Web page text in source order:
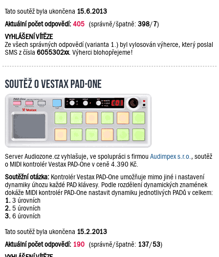
Tato soutěž byla ukončena 15.6.2013
Aktuální počet odpovědí:405 (správně/špatně: 398/7)
VYHLÁŠENÍ VÍTĚZE
Ze všech správných odpovědí (varianta 1.) byl vylosován výherce, který poslal
SMS z čísla 6055302xx. Výherci blohopřejeme!
Soutěž o Vestax PAD-One
Server Audiozone.cz vyhlašuje, ve spolupráci s firmou Audimpex s.r.o. , soutěž
o MIDI kontrolér Vestax PAD-One v ceně 4.390 Kč.
Soutěžní otázka: Kontrolér Vestax PAD-One umožňuje mimo jiné i nastavení
dynamiky úhozu každé PAD klávesy. Podle rozdělení dynamických znamének
dokáže MIDI kontrolér PAD-One nastavit dynamiku jednotlivých PADů v celkem:
1. 3 úrovních
2. 5 úrovních
3. 6 úrovních
Tato soutěž byla ukončena 15.2.2013
Aktuální počet odpovědí: 190 (správně/špatně: 137/53)